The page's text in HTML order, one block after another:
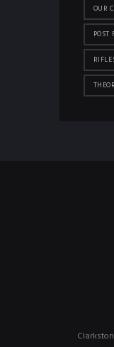
OUR
POST